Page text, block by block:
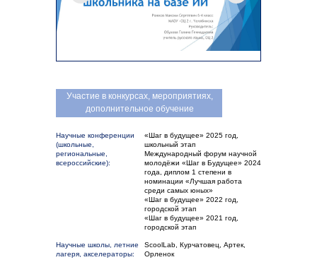
«Шаг в будущее» 2025 год,
школьный этап
Международный форум научной
молодёжи «Шаг в Будущее» 2024
года, диплом 1 степени в
номинации «Лучшая работа
среди самых юных»
«Шаг в будущее» 2022 год,
городской этап
«Шаг в будущее» 2021 год,
городской этап
Научные конференции
(школьные,
региональные,
всероссийские):
ScoolLab, Курчатовец, Артек,
Орленок
Научные школы, летние
лагеря, акселераторы:
Участие в конкурсах, мероприятиях,
дополнительное обучение